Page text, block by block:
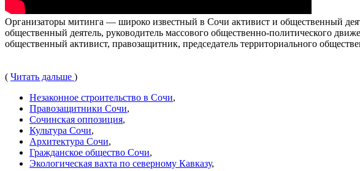
Организаторы митинга — широко известный в Сочи активист и общественный
общественный деятель, руководитель массового общественно-политического
общественный активист, правозащитник, председатель территориального
( Читать дальше )
Незаконное строительство в Сочи,
Правозащитники Сочи,
Сочинская оппозиция,
Культура Сочи,
Архитектура Сочи,
Гражданское общество Сочи,
Экологическая вахта по северному Кавказу,